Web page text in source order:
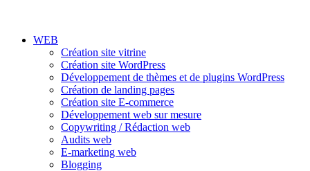
WEB
Création site vitrine
Création site WordPress
Développement de thèmes et de plugins WordPress
Création de landing pages
Création site E-commerce
Développement web sur mesure
Copywriting / Rédaction web
Audits web
E-marketing web
Blogging